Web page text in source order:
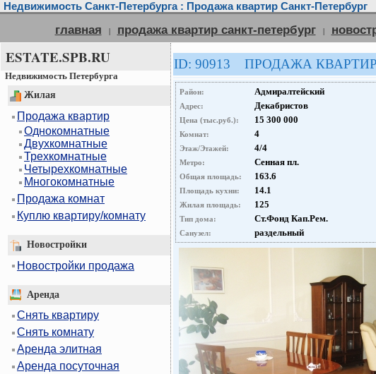
Недвижимость Санкт-Петербурга : Продажа квартир Санкт-Петербург
главная | продажа квартир санкт-петербург |
ESTATE.SPB.RU
Недвижимость Петербурга
Жилая
Продажа квартир
Однокомнатные
Двухкомнатные
Трехкомнатные
Четырехкомнатные
Многокомнатные
Продажа комнат
Куплю квартиру/комнату
Новостройки
Новостройки продажа
Аренда
Снять квартиру
Снять комнату
Аренда элитная
Аренда посуточная
ID: 90913 ПРОДАЖА
Район: Адмиралтейский
Адрес: Декабристов
Цена (тыс.руб.): 15 300 000
Комнат: 4
Этаж/Этажей: 4/4
Метро: Сенная пл.
Общая площадь: 163.6
Площадь кухни: 14.1
Жилая площадь: 125
Тип дома: Ст.Фонд Кап.Рем.
Санузел: раздельный